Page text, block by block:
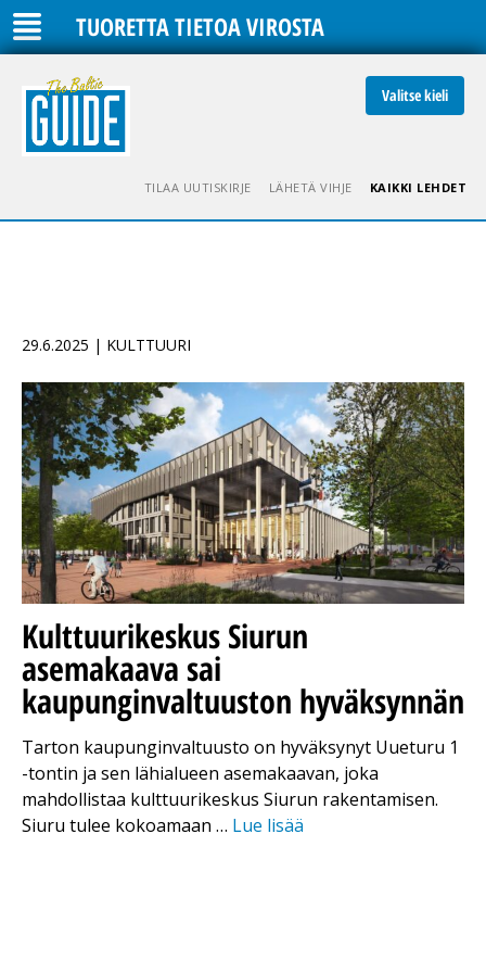
TUORETTA TIETOA VIROSTA
Valitse kieli
TILAA UUTISKIRJE LÄHETÄ VIHJE KAIKKI LEHDET
29.6.2025 | KULTTUURI
Kulttuurikeskus Siurun
asemakaava sai
kaupunginvaltuuston hyväksynnän
Tarton kaupunginvaltuusto on hyväksynyt Uueturu 1
-tontin ja sen lähialueen asemakaavan, joka
mahdollistaa kulttuurikeskus Siurun rakentamisen.
Siuru tulee kokoamaan … Lue lisää